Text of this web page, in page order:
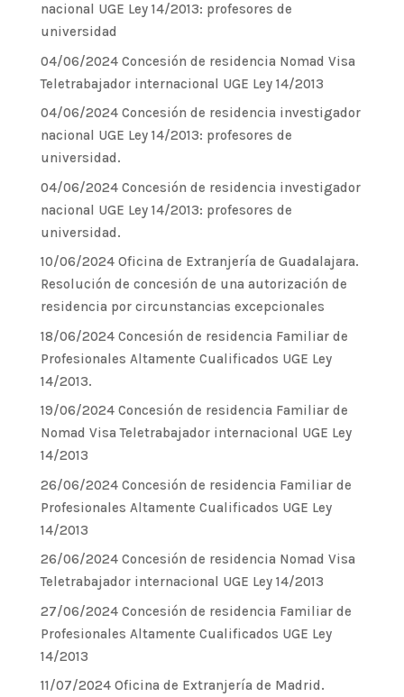
nacional UGE Ley 14/2013: profesores de
universidad
04/06/2024 Concesión de residencia Nomad Visa
Teletrabajador internacional UGE Ley 14/2013
04/06/2024 Concesión de residencia investigador
nacional UGE Ley 14/2013: profesores de
universidad.
04/06/2024 Concesión de residencia investigador
nacional UGE Ley 14/2013: profesores de
universidad.
10/06/2024 Oficina de Extranjería de Guadalajara.
Resolución de concesión de una autorización de
residencia por circunstancias excepcionales
18/06/2024 Concesión de residencia Familiar de
Profesionales Altamente Cualificados UGE Ley
14/2013.
19/06/2024 Concesión de residencia Familiar de
Nomad Visa Teletrabajador internacional UGE Ley
14/2013
26/06/2024 Concesión de residencia Familiar de
Profesionales Altamente Cualificados UGE Ley
14/2013
26/06/2024 Concesión de residencia Nomad Visa
Teletrabajador internacional UGE Ley 14/2013
27/06/2024 Concesión de residencia Familiar de
Profesionales Altamente Cualificados UGE Ley
14/2013
11/07/2024 Oficina de Extranjería de Madrid.